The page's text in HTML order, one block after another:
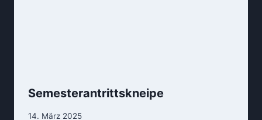
Semesterantrittskneipe
14. März 2025